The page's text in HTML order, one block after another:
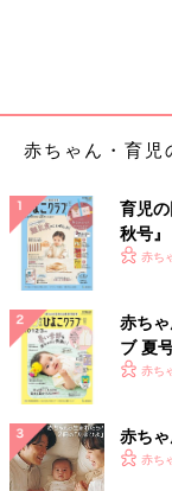
赤ちゃん・育児
育児
秋号
いっ赤ち
赤ち
ブ 夏
く！赤ち
赤ち
赤ち